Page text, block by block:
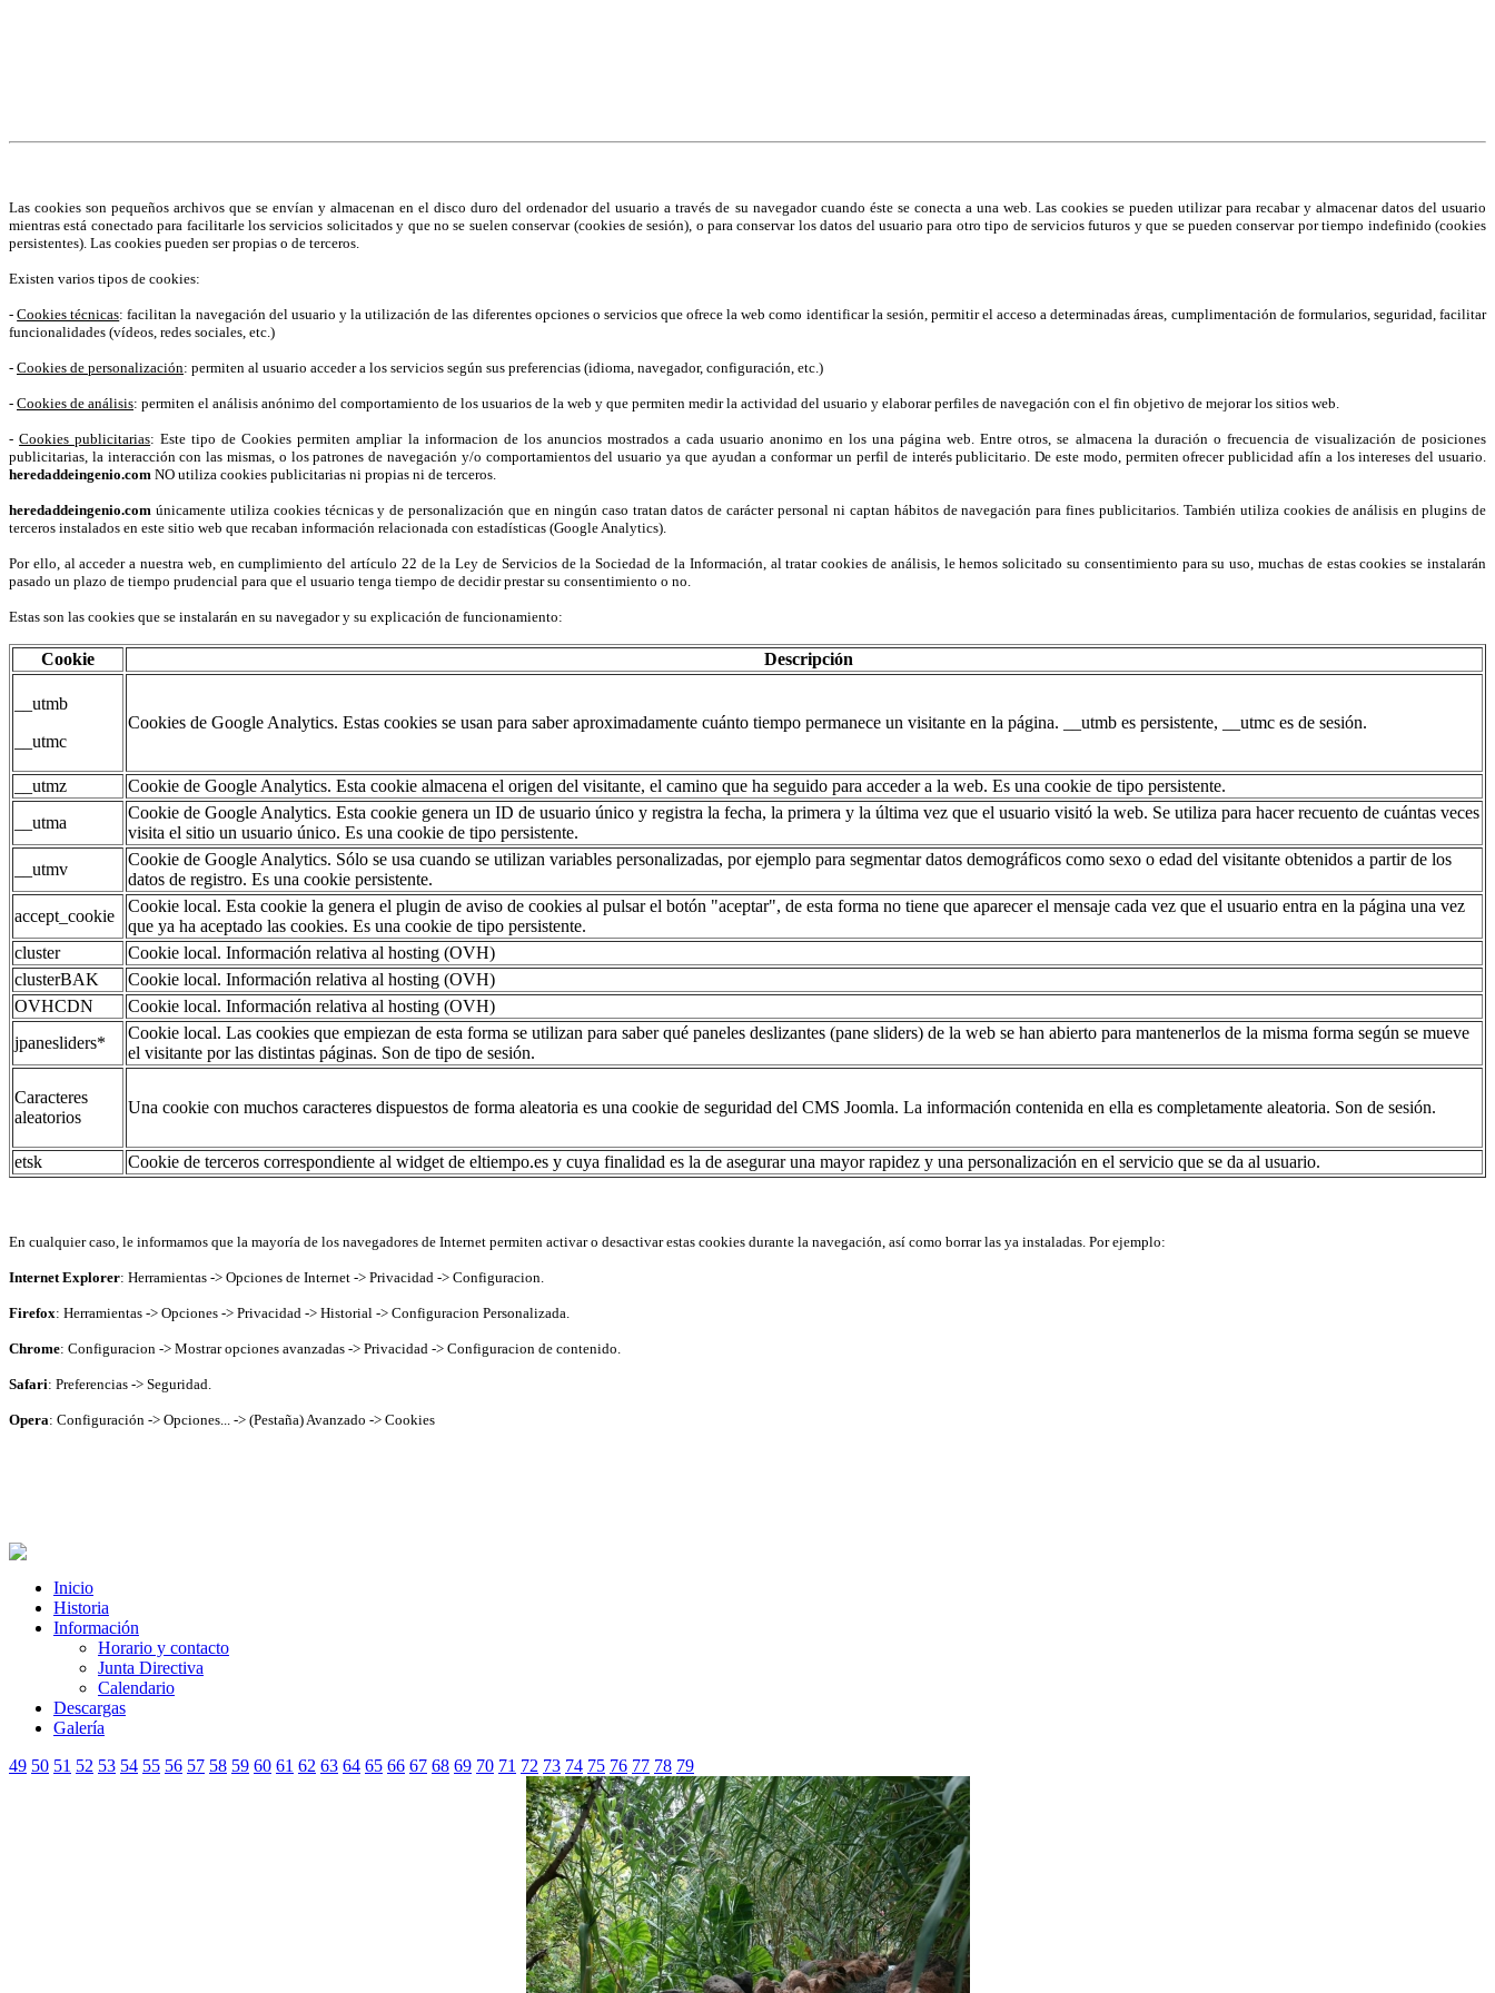
Las cookies son pequeños archivos que se envían y almacenan en el disco duro del ordenador del usuario a través de su navegador cuando éste se conecta a una web. Las cookies se pueden utilizar para recabar y almacenar datos del usuario
mientras está conectado para facilitarle los servicios solicitados y que no se suelen conservar (cookies de sesión), o para conservar los datos del usuario para otro tipo de servicios futuros y que se pueden conservar por tiempo indefinido (cookies
persistentes). Las cookies pueden ser propias o de terceros.
Existen varios tipos de cookies:
-Cookies técnicas: facilitan la navegación del usuario y la utilización de las diferentes opciones o servicios que ofrece la web como identificar la sesión, permitir el acceso a determinadas áreas, cumplimentación de formularios, seguridad, facilitar
funcionalidades (vídeos, redes sociales, etc.)
- Cookies de personalización: permiten al usuario acceder a los servicios según sus preferencias (idioma, navegador, configuración, etc.)
- Cookies de análisis: permiten el análisis anónimo del comportamiento de los usuarios de la web y que permiten medir la actividad del usuario y elaborar perfiles de navegación con el fin objetivo de mejorar los sitios web.
-Cookies publicitarias: Este tipo de Cookies permiten ampliar la informacion de los anuncios mostrados a cada usuario anonimo en los una página web. Entre otros, se almacena la duración o frecuencia de visualización de posiciones
publicitarias, la interacción con las mismas, o los patrones de navegación y/o comportamientos del usuario ya que ayudan a conformar un perfil de interés publicitario. De este modo, permiten ofrecer publicidad afín a los intereses del usuario.
heredaddeingenio.com NO utiliza cookies publicitarias ni propias ni de terceros.
heredaddeingenio.com únicamente utiliza cookies técnicas y de personalización que en ningún caso tratan datos de carácter personal ni captan hábitos de navegación para fines publicitarios. También utiliza cookies de análisis en plugins de
terceros instalados en este sitio web que recaban información relacionada con estadísticas (Google Analytics).
Por ello, al acceder a nuestra web, en cumplimiento del artículo 22 de la Ley de Servicios de la Sociedad de la Información, al tratar cookies de análisis, le hemos solicitado su consentimiento para su uso, muchas de estas cookies se instalarán
pasado un plazo de tiempo prudencial para que el usuario tenga tiempo de decidir prestar su consentimiento o no.
Estas son las cookies que se instalarán en su navegador y su explicación de funcionamiento:
Cookie Descripción
__utmb
__utmc
Cookies de Google Analytics. Estas cookies se usan para saber aproximadamente cuánto tiempo permanece un visitante en la página. __utmb es persistente, __utmc es de sesión.
__utmz
Cookie de Google Analytics. Esta cookie almacena el origen del visitante, el camino que ha seguido para acceder a la web. Es una cookie de tipo persistente.
__utma
Cookie de Google Analytics. Esta cookie genera un ID de usuario único y registra la fecha, la primera y la última vez que el usuario visitó la web. Se utiliza para hacer recuento de cuántas veces
visita el sitio un usuario único. Es una cookie de tipo persistente.
__utmv
Cookie de Google Analytics. Sólo se usa cuando se utilizan variables personalizadas, por ejemplo para segmentar datos demográficos como sexo o edad del visitante obtenidos a partir de los
datos de registro. Es una cookie persistente.
accept_cookie
Cookie local. Esta cookie la genera el plugin de aviso de cookies al pulsar el botón "aceptar", de esta forma no tiene que aparecer el mensaje cada vez que el usuario entra en la página una vez
que ya ha aceptado las cookies. Es una cookie de tipo persistente.
cluster
Cookie local. Información relativa al hosting (OVH)
clusterBAK
Cookie local. Información relativa al hosting (OVH)
OVHCDN
Cookie local. Información relativa al hosting (OVH)
jpanesliders*
Cookie local. Las cookies que empiezan de esta forma se utilizan para saber qué paneles deslizantes (pane sliders) de la web se han abierto para mantenerlos de la misma forma según se mueve
el visitante por las distintas páginas. Son de tipo de sesión.
Caracteres
aleatorios
Una cookie con muchos caracteres dispuestos de forma aleatoria es una cookie de seguridad del CMS Joomla. La información contenida en ella es completamente aleatoria. Son de sesión.
etsk Cookie de terceros correspondiente al widget de eltiempo.es y cuya finalidad es la de asegurar una mayor rapidez y una personalización en el servicio que se da al usuario.
En cualquier caso, le informamos que la mayoría de los navegadores de Internet permiten activar o desactivar estas cookies durante la navegación, así como borrar las ya instaladas. Por ejemplo:
Internet Explorer: Herramientas -> Opciones de Internet -> Privacidad -> Configuracion.
Firefox: Herramientas -> Opciones -> Privacidad -> Historial -> Configuracion Personalizada.
Chrome: Configuracion -> Mostrar opciones avanzadas -> Privacidad -> Configuracion de contenido.
Safari: Preferencias -> Seguridad.
Opera: Configuración -> Opciones... -> (Pestaña) Avanzado -> Cookies
Inicio
Historia
Información
Horario y contacto
Junta Directiva
Calendario
Descargas
Galería
49 50 51 52 53 54 55 56 57 58 59 60 61 62 63 64 65 66 67 68 69 70 71 72 73 74 75 76 77 78 79